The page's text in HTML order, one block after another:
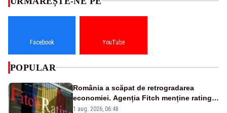
Facebook YouTube
POPULAR
România a scăpat de retrogradarea
economiei. Agenția Fitch menține ratingul
„BBB-” cu perspectivă negativă
1 aug. 2026, 06:48